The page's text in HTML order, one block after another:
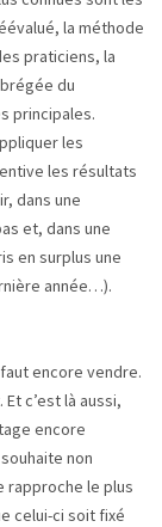
la méthode
praticiens, la
du
principales.
les
les résultats
dans une
et, dans une
en surplus une
année…).
encore vendre.
c’est là aussi,
encore
non
rapproche le plus
celui-ci soit fixé